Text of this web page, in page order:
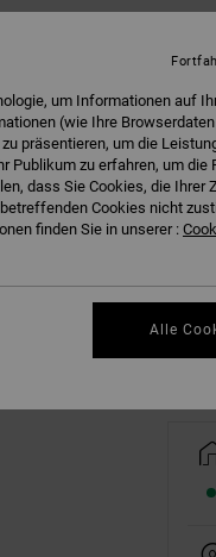
8/
um Informationen auf
(wie Ihre
präsentieren, um die
Publikum zu erfahren, um die
dass Sie Cookies, die Ihrer
Cookies nicht
finden Sie in unserer :
Alle